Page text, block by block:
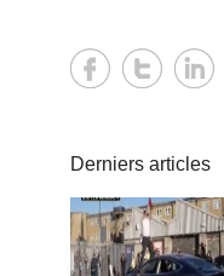
Derniers articles